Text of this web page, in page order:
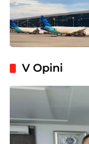
V Opini